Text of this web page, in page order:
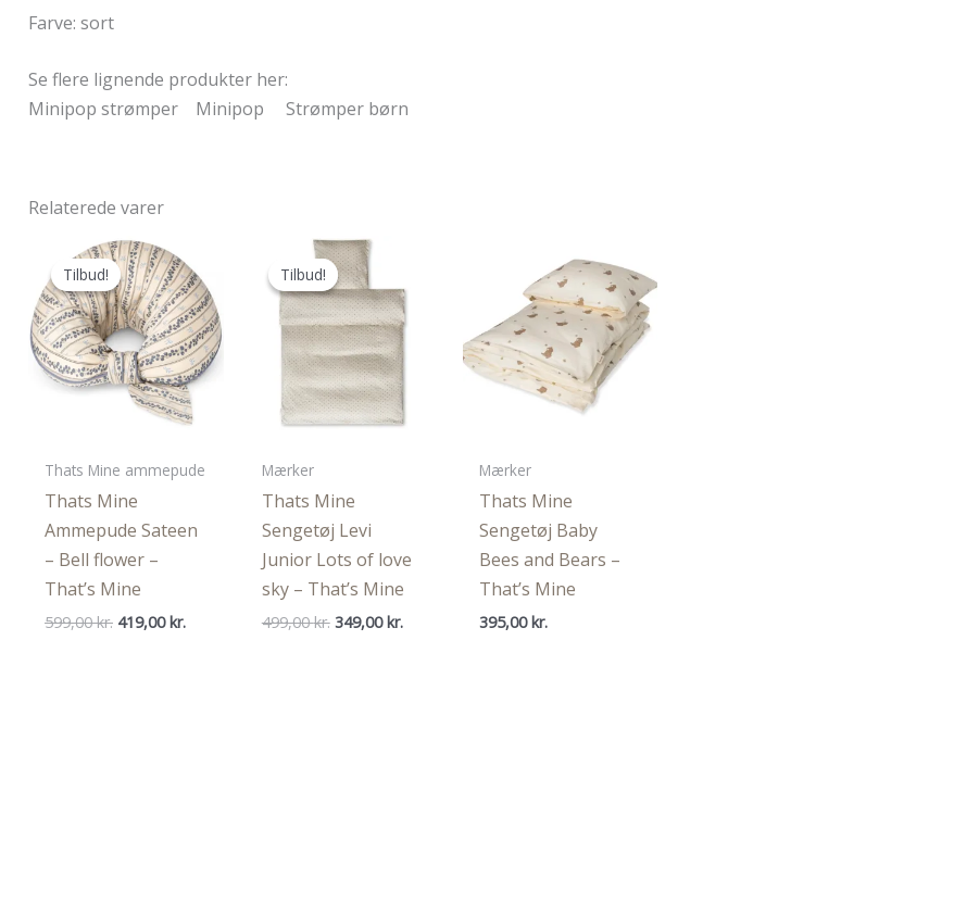
Farve: sort
Se flere lignende produkter her:
Minipop strømper Minipop Strømper børn
Relaterede varer
Tilbud!
Tilbud!
Thats Mine ammepude
Thats Mine
Ammepude Sateen
– Bell flower –
That’s Mine
599,00kr. Den
419,00kr.Den
Tilbud!
Tilbud!
Mærker
Thats Mine
Sengetøj Levi
Junior Lots of love
sky – That’s Mine
499,00kr. Den
349,00kr.Den
Mærker
Thats Mine
Sengetøj Baby
Bees and Bears –
That’s Mine
395,00kr.